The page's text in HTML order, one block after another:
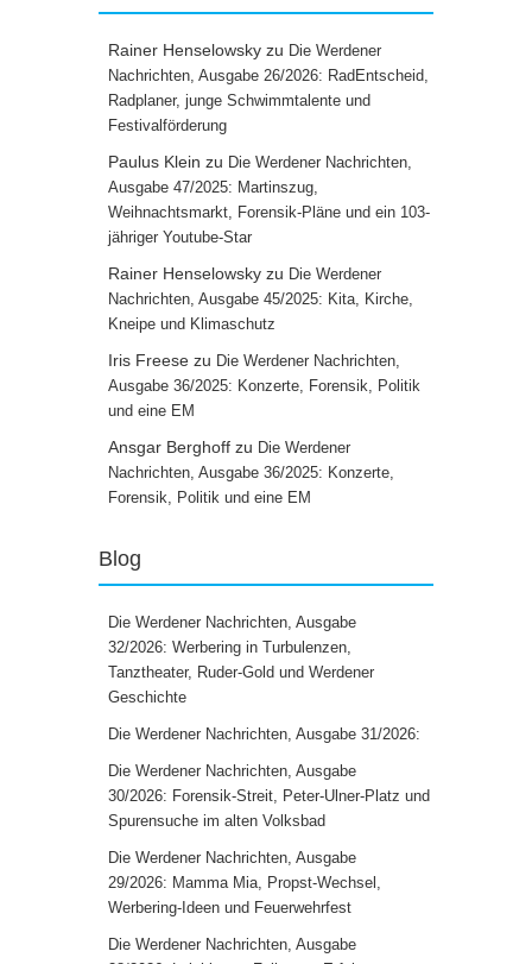
Rainer Henselowsky zu Die Werdener
Nachrichten, Ausgabe 26/2026: RadEntscheid,
Radplaner, junge Schwimmtalente und
Festivalförderung
Paulus Klein zu Die Werdener Nachrichten,
Ausgabe 47/2025: Martinszug,
Weihnachtsmarkt, Forensik-Pläne und ein 103-
jähriger Youtube-Star
Rainer Henselowsky zu Die Werdener
Nachrichten, Ausgabe 45/2025: Kita, Kirche,
Kneipe und Klimaschutz
Iris Freese zu Die Werdener Nachrichten,
Ausgabe 36/2025: Konzerte, Forensik, Politik
und eine EM
Ansgar Berghoff zu Die Werdener
Nachrichten, Ausgabe 36/2025: Konzerte,
Forensik, Politik und eine EM
Blog
Die Werdener Nachrichten, Ausgabe
32/2026: Werbering in Turbulenzen,
Tanztheater, Ruder-Gold und Werdener
Geschichte
Die Werdener Nachrichten, Ausgabe 31/2026:
Die Werdener Nachrichten, Ausgabe
30/2026: Forensik-Streit, Peter-Ulner-Platz und
Spurensuche im alten Volksbad
Die Werdener Nachrichten, Ausgabe
29/2026: Mamma Mia, Propst-Wechsel,
Werbering-Ideen und Feuerwehrfest
Die Werdener Nachrichten, Ausgabe